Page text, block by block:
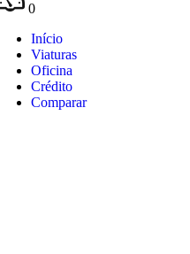
0
Início
Viaturas
Oficina
Crédito
Comparar